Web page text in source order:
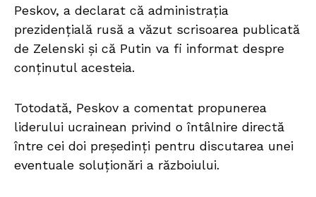
Peskov, a declarat că administrația
prezidențială rusă a văzut scrisoarea publicată
de Zelenski și că Putin va fi informat despre
conținutul acesteia.
Totodată, Peskov a comentat propunerea
liderului ucrainean privind o întâlnire directă
între cei doi președinți pentru discutarea unei
eventuale soluționări a războiului.